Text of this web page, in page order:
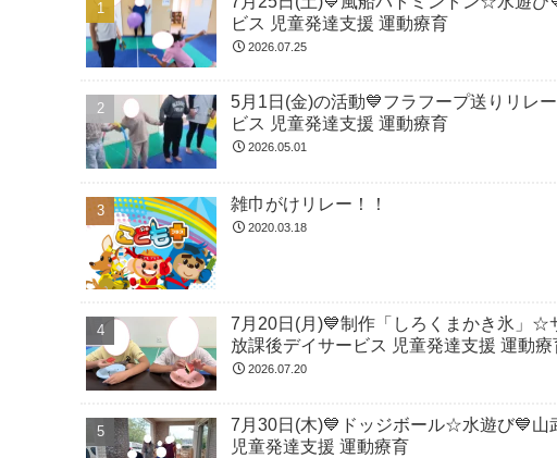
ビス 児童発達支援 運動療育
2026.07.25
5月1日(金)の活動💙フラフープ送りリレ
ビス 児童発達支援 運動療育
2026.05.01
雑巾がけリレー！！
2020.03.18
7月20日(月)💙制作「しろくまかき氷」☆
放課後デイサービス 児童発達支援 運動療
2026.07.20
7月30日(木)💙ドッジボール☆水遊び💙山
児童発達支援 運動療育